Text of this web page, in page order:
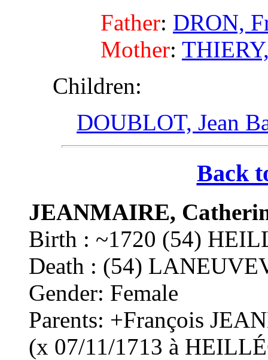
Father: DRON,
Mother:
Children:
DOUBLOT, Jean
Back
JEANMAIRE,
Birth : ~1720 (54)
Death : (54)
Gender: Female
Parents: +François
(x 07/11/1713 à